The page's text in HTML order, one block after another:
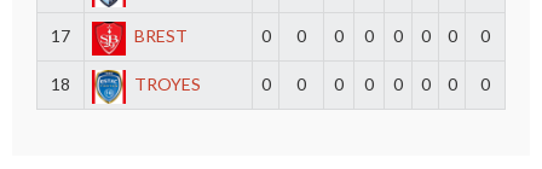
17 BREST 0 0 0 0 0 0 0 0
18 TROYES 0 0 0 0 0 0 0 0